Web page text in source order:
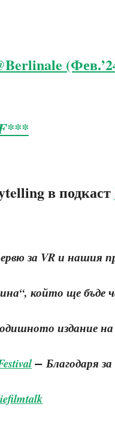
в подкаст
за VR и нашия
който ще бъде
издание на
– Благодаря